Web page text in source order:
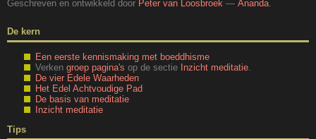
Geschreven en ontwikkeld door Peter van Loosbroek — Ānanda
De kern
Een eerste kennismaking met boeddhisme
Verken groep pagina's op de sectie Inzicht meditatie
De vier Edele Waarheden
Het Edel Achtvoudige Pad
De basis van meditatie
Inzicht meditatie
Tips